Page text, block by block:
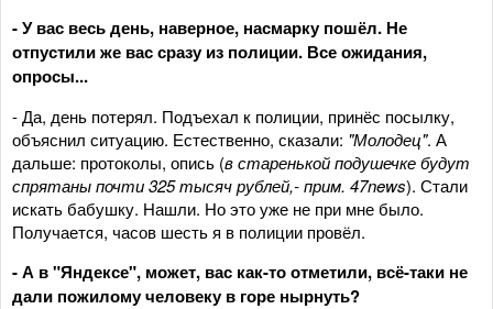
- У вас весь день, наверное, насмарку пошёл. Не
отпустили же вас сразу из полиции. Все ожидания,
опросы...
- Да, день потерял. Подъехал к полиции, принёс посылку,
объяснил ситуацию. Естественно, сказали: "Молодец". А
дальше: протоколы, опись (в старенькой подушечке будут
спрятаны почти 325 тысяч рублей,- прим. 47news). Стали
искать бабушку. Нашли. Но это уже не при мне было.
Получается, часов шесть я в полиции провёл.
- А в "Яндексе", может, вас как-то отметили, всё-таки не
дали пожилому человеку в горе нырнуть?